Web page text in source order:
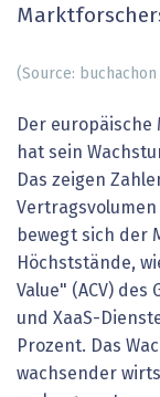
(Source:
Der europäische
hat sein
Das zeigen
bewegt sich der
Höchststände,
Value" (ACV) des
und XaaS-
Prozent. Das
wachsender